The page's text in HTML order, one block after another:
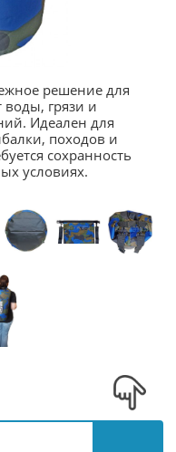
решение для
грязи и
Идеален для
походов и
сохранность
условиях.